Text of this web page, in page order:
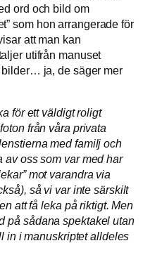
ord och bild om
som hon arrangerade för
att man kan
utifrån manuset
ja, de säger mer
för ett väldigt roligt
från våra privata
med familj och
oss som var med har
mot varandra via
så vi var inte särskilt
att få leka på riktigt. Men
på sådana spektakel utan
in i manuskriptet alldeles